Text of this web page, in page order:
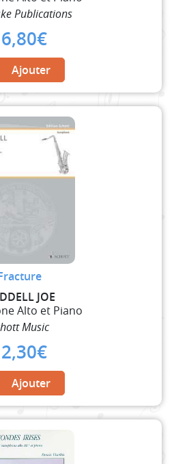
Publications
€
Ajouter
JOE
Alto et Piano
Music
€
Ajouter